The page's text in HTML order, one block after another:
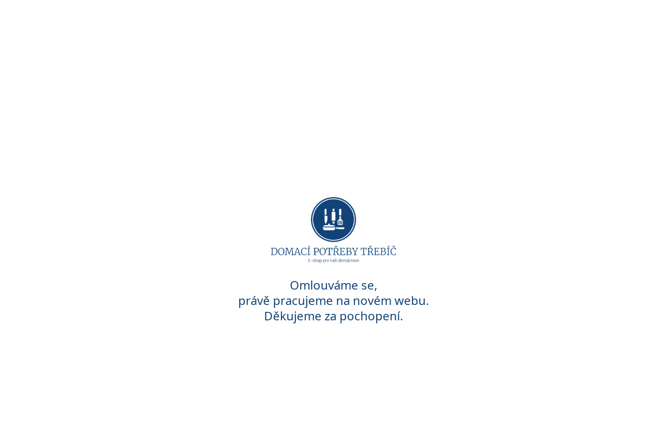
Omlouváme se,
právě pracujeme na novém webu.
Děkujeme za pochopení.